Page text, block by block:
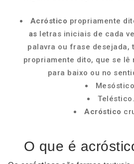
Acróstico propriamente
as letras iniciais de cada
palavra ou frase desejada,
propriamente dito, que se lê
para baixo ou no
Acróstico
O que é